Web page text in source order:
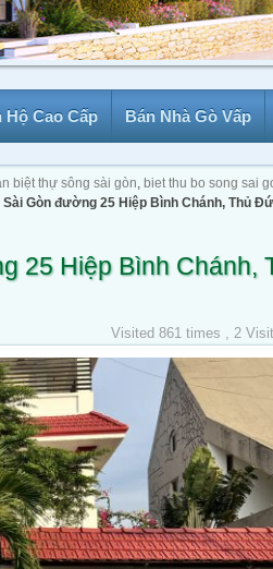
Hộ Cao Cấp Bán Nhà Gò Vấp
biệt thự sông sài gòn, biet thu bo song sai
Gòn đường 25 Hiệp Bình Chánh, Thủ
25 Hiệp Bình Chánh,
Visited 861 times , 2